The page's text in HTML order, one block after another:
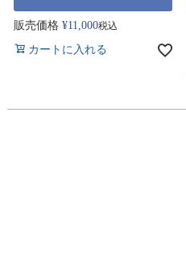
販売価格 ¥11,000税込
カートに入れる